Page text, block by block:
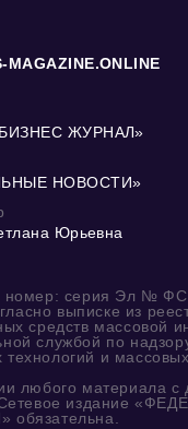
MAGAZINE.ONLINE
ЖУРНАЛ»
НОВОСТИ»
Юрьевна
номер: серия Эл №
выписке из
средств массовой
службой по
и
любого материала с
издание